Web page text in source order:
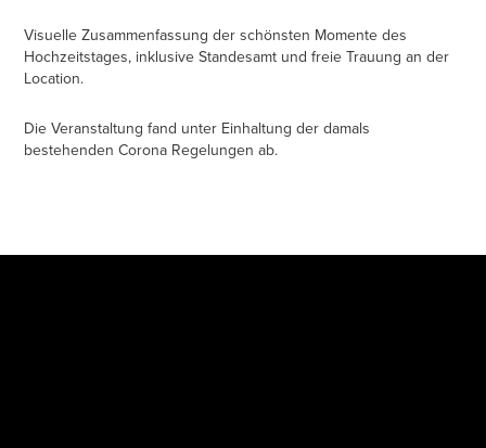
Visuelle Zusammenfassung der schönsten Momente des
Hochzeitstages, inklusive Standesamt und freie Trauung an der
Location.
Die Veranstaltung fand unter Einhaltung der damals
bestehenden Corona Regelungen ab.